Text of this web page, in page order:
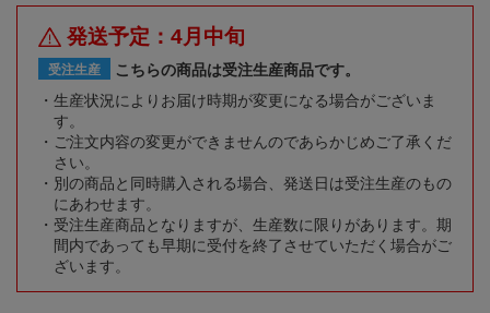
発送予定：4月中旬
受注生産
こちらの商品は受注生産商品です。
生産状況によりお届け時期が変更になる場合がございま
す。
ご注文内容の変更ができませんのであらかじめご了承くだ
さい。
別の商品と同時購入される場合、発送日は受注生産のもの
にあわせます。
受注生産商品となりますが、生産数に限りがあります。期
間内であっても早期に受付を終了させていただく場合がご
ざいます。